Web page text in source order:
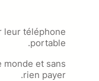
leur téléphone
portable.
monde et sans
rien payer.